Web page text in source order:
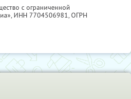
с ограниченной
ИНН 7704506981, ОГРН